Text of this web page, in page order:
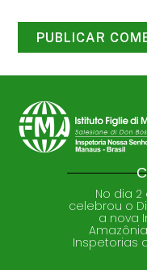
No dia
celebrou o
a nova
Inspetorias